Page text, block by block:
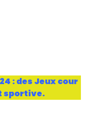
: des Jeux cour
sportive.